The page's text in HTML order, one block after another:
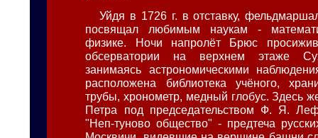
Уйдя в 1726 г. в отставку,
посвящал любимым наукам -
физике. Ночи напролёт Брюс
обсерватории на верхнем этаже
занимаясь астрономическими
расположена библиотека учёного,
трубы, хронометр, медный глобус. Здесь
Петра под председательством Ф. Я.
"Неп-туново общество" - предтеча